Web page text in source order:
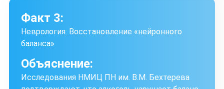
Факт 3:
Неврология: Восстановление «нейронного
баланса»
Объяснение:
Исследования НМИЦ ПН им. В.М. Бехтерева